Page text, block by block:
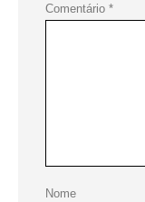
Comentário *
Nome